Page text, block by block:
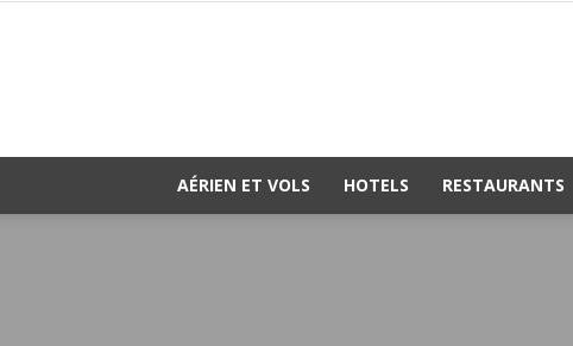
AÉRIEN ET VOLS HOTELS RESTAURANTS